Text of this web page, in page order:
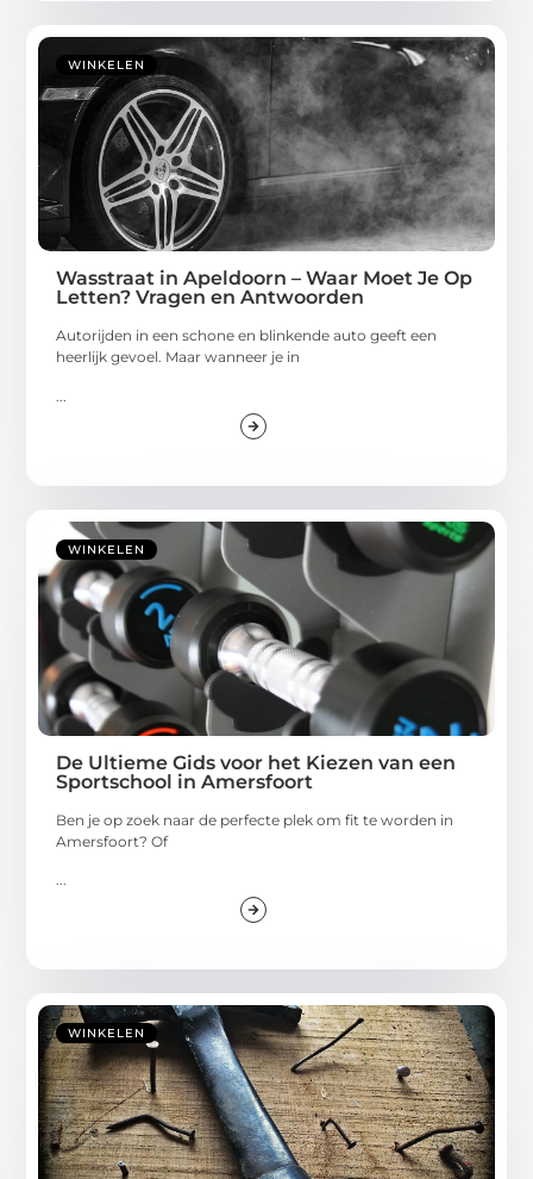
WINKELEN
Wasstraat in Apeldoorn – Waar Moet Je Op
Letten? Vragen en Antwoorden
Autorijden in een schone en blinkende auto geeft een
heerlijk gevoel. Maar wanneer je in
WINKELEN
De Ultieme Gids voor het Kiezen van een
Sportschool in Amersfoort
Ben je op zoek naar de perfecte plek om fit te worden in
Amersfoort? Of
...
WINKELEN